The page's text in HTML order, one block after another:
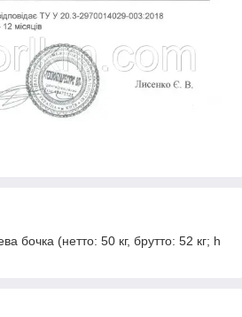
бочка (нетто: 50 кг, брутто: 52 кг; h